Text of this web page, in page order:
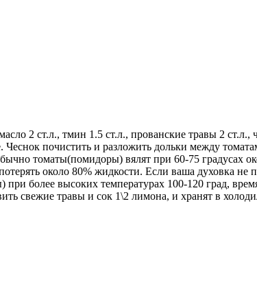
2 ст.л., тмин 1.5 ст.л., прованские травы 2 ст.л.,
почистить и разложить дольки между
томаты(помидоры) вялят при 60-75 градусах
около 80% жидкости. Если ваша духовка не
более высоких температурах 100-120 град,
свежие травы и сок 1\2 лимона, и хранят в